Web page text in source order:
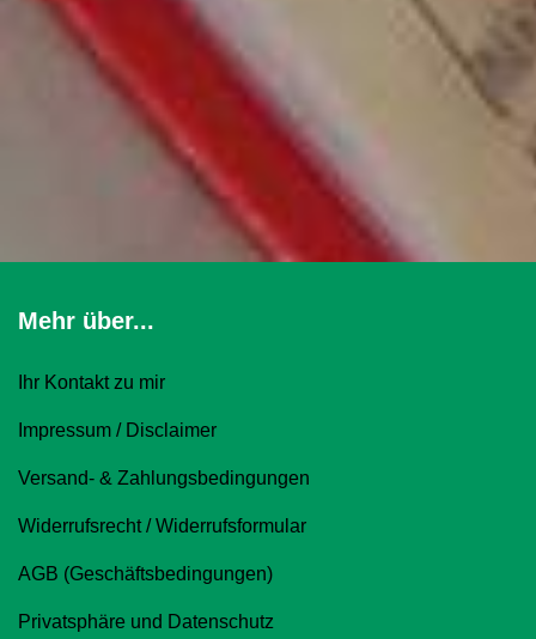
Mehr über...
Ihr Kontakt zu mir
Impressum / Disclaimer
Versand- & Zahlungsbedingungen
Widerrufsrecht / Widerrufsformular
AGB (Geschäftsbedingungen)
Privatsphäre und Datenschutz